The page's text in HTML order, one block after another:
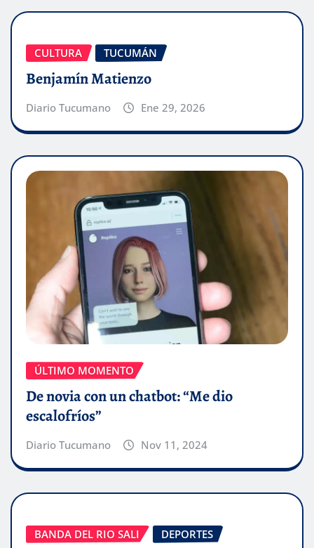
CULTURA TUCUMÁN
Benjamín Matienzo
Diario Tucumano Ene 29, 2026
ÚLTIMO MOMENTO
De novia con un chatbot: “Me dio
escalofríos”
Diario Tucumano Nov 11, 2024
BANDA DEL RIO SALI DEPORTES